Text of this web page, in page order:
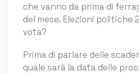
che vanno da prima di
del mese. Elezioni politiche
vota?
Prima di parlare delle
quale sarà la data delle